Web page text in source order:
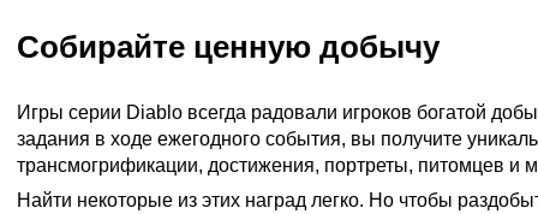
Собирайте ценную добычу
Игры серии Diablo всегда радовали игроков богатой
задания в ходе ежегодного события, вы получите
трансмогрификации, достижения, портреты, питомцев и
Найти некоторые из этих наград легко. Но чтобы